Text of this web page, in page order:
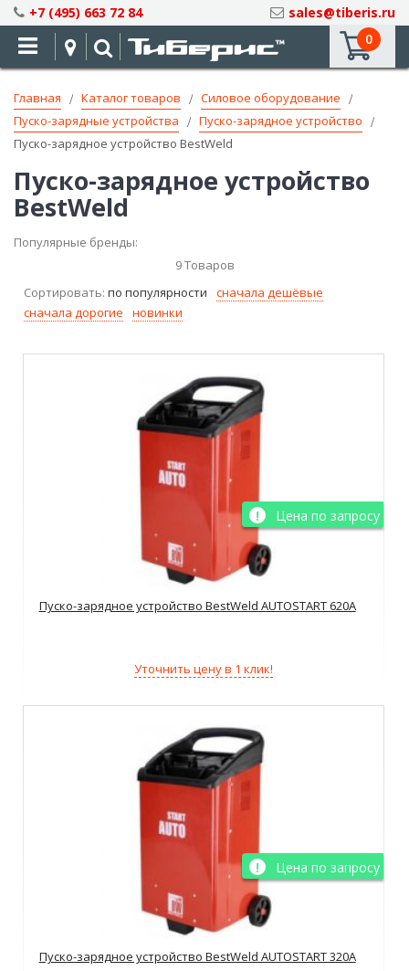
Skip
to
Content
+7 (495) 663 72 84
sales@tiberis.ru
0
Главная Каталог товаров
Силовое оборудование
Пуско-зарядные устройства
Пуско-зарядное устройство
Пуско-зарядное устройство BestWeld
Пуско-зарядное устройство
BestWeld
Популярные бренды:
9Товаров
Сортировать: по популярности
сначала дешёвые
сначала дорогие
новинки
Цена по запросу
Пуско-зарядное устройство BestWeld AUTOSTART 620A
Уточнить цену в 1 клик!
Цена по запросу
Пуско-зарядное устройство BestWeld AUTOSTART 320A